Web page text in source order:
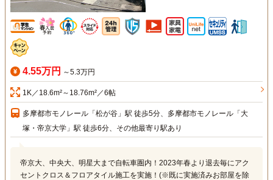
4.55万円 ～5.3万円
1K／18.6m²～18.76m²／6帖
多摩都市モノレール「松が谷」駅 徒歩5分、多摩都市モノレール「大
塚・帝京大学」駅 徒歩6分、その他最寄り駅あり
帝京大、中央大、明星大まで自転車圏内！2023年春より退去毎にアク
セントクロス＆フロアタイル施工を実施！(※既に実施済みお部屋を除